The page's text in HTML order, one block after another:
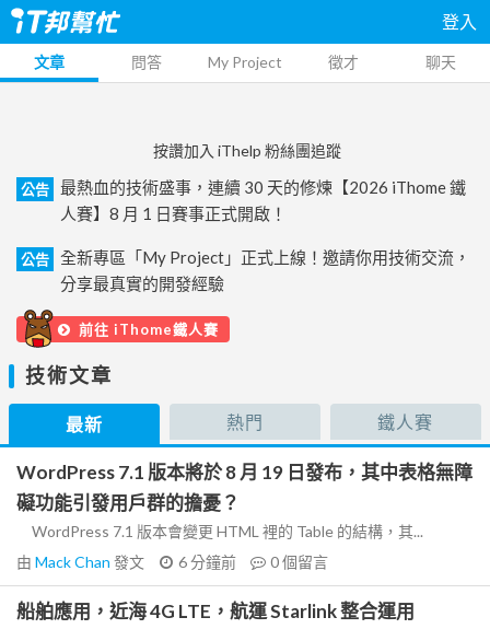
登入
文章 問答 My Project 徵才 聊天
按讚加入 iThelp 粉絲團追蹤
公告
最熱血的技術盛事，連續 30 天的修煉【2026 iThome 鐵
人賽】8 月 1 日賽事正式開啟！
公告
全新專區「My Project」正式上線！邀請你用技術交流，
分享最真實的開發經驗
前往 iThome鐵人賽
技術文章
最新 熱門 鐵人賽
WordPress 7.1 版本將於 8 月 19 日發布，其中表格無障
礙功能引發用戶群的擔憂？
WordPress 7.1 版本會變更 HTML 裡的 Table 的結構，其...
由 Mack Chan 發文 6 分鐘前 0個留言
船舶應用，近海 4G LTE，航運 Starlink 整合運用